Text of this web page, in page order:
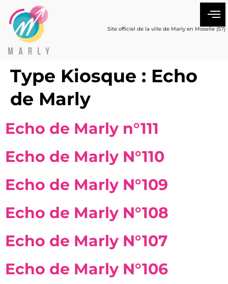
Site officiel de la ville de Marly en Moselle (57)
Type Kiosque : Echo
de Marly
Echo de Marly n°111
Echo de Marly N°110
Echo de Marly N°109
Echo de Marly N°108
Echo de Marly N°107
Echo de Marly N°106